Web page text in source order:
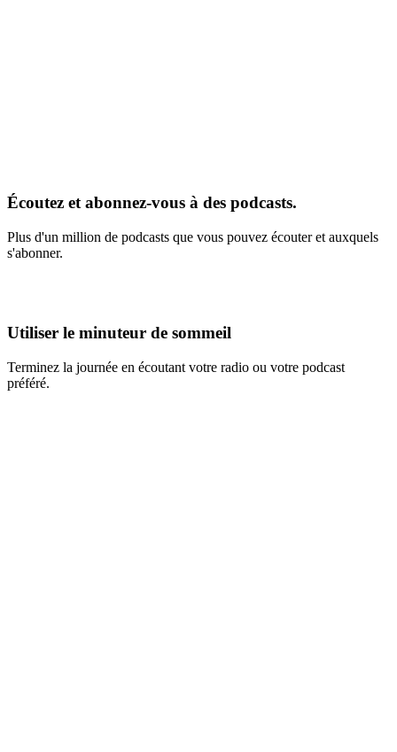
Écoutez et abonnez-vous à des podcasts.
Plus d'un million de podcasts que vous pouvez écouter et auxquels
s'abonner.
Utiliser le minuteur de sommeil
Terminez la journée en écoutant votre radio ou votre podcast
préféré.